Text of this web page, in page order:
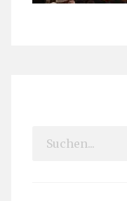
Search